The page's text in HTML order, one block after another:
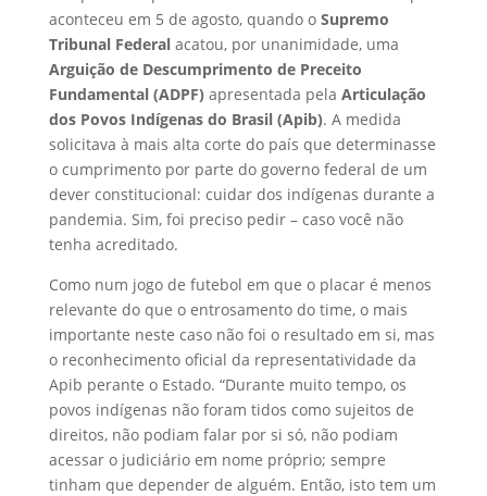
aconteceu em 5 de agosto, quando o Supremo
Tribunal Federalacatou, por unanimidade, uma
Arguição de Descumprimento de Preceito
Fundamental (ADPF) apresentada pela Articulação
dos Povos Indígenas do Brasil (Apib). A medida
solicitava à mais alta corte do país que determinasse
o cumprimento por parte do governo federal de um
dever constitucional: cuidar dos indígenas durante a
pandemia. Sim, foi preciso pedir – caso você não
tenha acreditado.
Como num jogo de futebol em que o placar é menos
relevante do que o entrosamento do time, o mais
importante neste caso não foi o resultado em si, mas
o reconhecimento oficial da representatividade da
Apib perante o Estado. “Durante muito tempo, os
povos indígenas não foram tidos como sujeitos de
direitos, não podiam falar por si só, não podiam
acessar o judiciário em nome próprio; sempre
tinham que depender de alguém. Então, isto tem um